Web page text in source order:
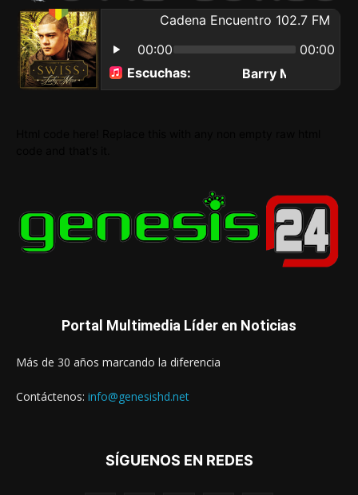
Portal Multimedia Líder en Noticias
Más de 30 años marcando la diferencia
Contáctenos: info@genesishd.net
SÍGUENOS EN REDES